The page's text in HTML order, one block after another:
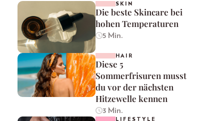
SKIN
Die beste Skincare bei
hohen Temperaturen
5 Min.
HAIR
Diese 5
Sommerfrisuren musst
du vor der nächsten
Hitzewelle kennen
3 Min.
LIFESTYLE